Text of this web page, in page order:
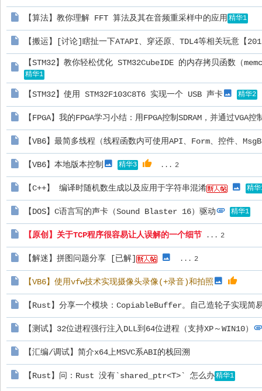
【算法】教你理解 FFT 算法及其在音频重采样中的应用 精华1
【搬运】[讨论]瞎扯一下ATAPI、穿还原、TDL4等相关玩意【
【STM32】教你轻松优化 STM32CubeIDE 的内存拷贝函数（
精华1
【STM32】使用 STM32F103C8T6 实现一个 USB 声卡 精华2
【FPGA】我的FPGA学习小结：用FPGA控制SDRAM，并通过VGA控
【VB6】最简多线程（线程函数内可使用API、Form、控件、
【VB6】本地版本控制 精华3 ... 2
【C++】 编译时随机数生成以及应用于字符串混淆 精
【DOS】C语言写的声卡（Sound Blaster 16）驱动 精华1
【原创】关于TCP程序很容易让人误解的一个细节 ... 2
【解迷】拼图问题分享 [已解] ... 2
【VB6】使用vfw技术实现摄像头录像(+录音)和拍照
【Rust】分享一个模块：CopiableBuffer。自己造轮子实现简
【测试】32位进程强行注入DLL到64位进程（支持XP～WIN10）
【汇编/调试】简介x64上MSVC系ABI的栈回溯
【Rust】问：Rust 没有`shared_ptr<T>` 怎么办精华1